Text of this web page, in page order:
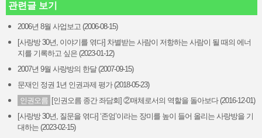
관련글 보기
2006년 8월 사업보고 (2006-08-15)
[사랑방 30년, 이야기를 엮다] 차별받는 사람이 저항하는 사람이 될 때의 에너
지를 기록하고 싶은 (2023-01-12)
2007년 9월 사랑방의 한달 (2007-09-15)
문재인 정권 1년 인권과제 평가 (2018-05-23)
인권오름 [인권오름 종간 좌담회] ②매체로서의 역할을 돌아보다 (2016-12-01)
[사랑방 30년, 질문을 엮다] ‘존엄’이라는 장미를 높이 들어 올리는 사랑방을 기
대하는 (2023-02-15)